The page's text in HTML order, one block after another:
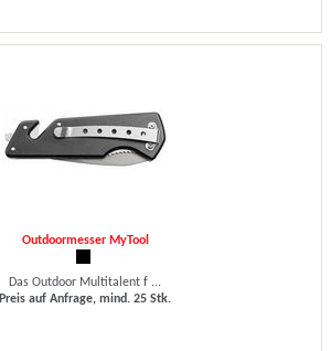
Outdoormesser MyTool
Das Outdoor Multitalent f ...
Preis auf Anfrage, mind. 25 Stk.